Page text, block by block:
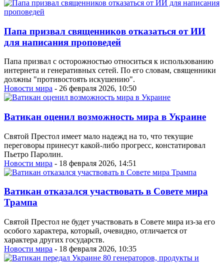
Папа призвал священников отказаться от ИИ
для написания проповедей
Папа призвал с осторожностью относиться к использованию
интернета и генеративных сетей. По его словам, священники
должны "противостоять искушению".
Новости мира - 26 февраля 2026, 10:50
Ватикан оценил возможность мира в Украине
Святой Престол имеет мало надежд на то, что текущие
переговоры принесут какой-либо прогресс, констатировал
Пьетро Паролин.
Новости мира - 18 февраля 2026, 14:51
Ватикан отказался участвовать в Совете мира
Трампа
Святой Престол не будет участвовать в Совете мира из-за его
особого характера, который, очевидно, отличается от
характера других государств.
Новости мира - 18 февраля 2026, 10:35